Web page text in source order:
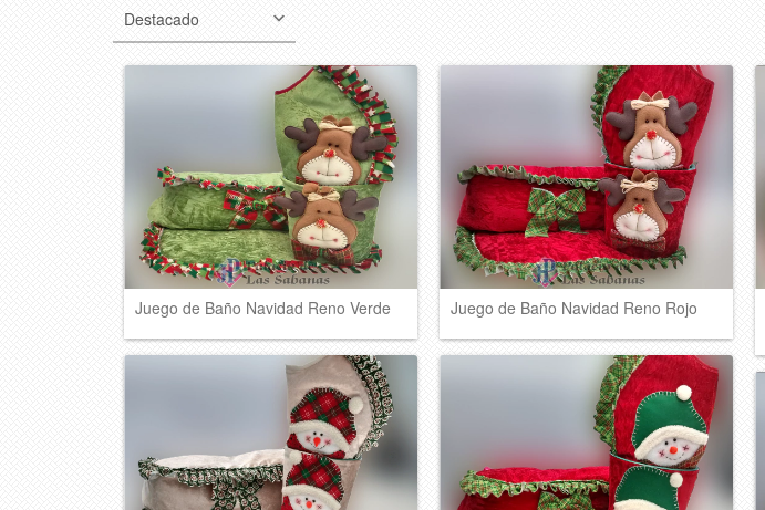
Juego de Baño Navidad Reno Verde Juego de Baño Navidad Reno Rojo